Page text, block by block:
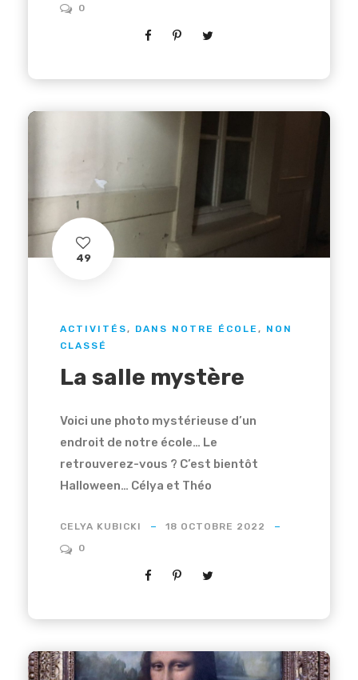
0
49
ACTIVITÉS, DANS NOTRE ÉCOLE , NON
CLASSÉ
La salle mystère
Voici une photo mystérieuse d’un
endroit de notre école… Le
retrouverez-vous ? C’est bientôt
Halloween… Célya et Théo
CELYA KUBICKI
18 OCTOBRE 2022
0